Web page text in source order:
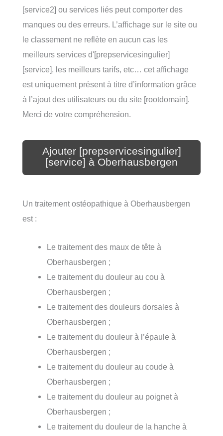
[service2] ou services liés peut comporter des
manques ou des erreurs. L’affichage sur le site ou
le classement ne reflète en aucun cas les
meilleurs services d'[prepservicesingulier]
[service], les meilleurs tarifs, etc… cet affichage
est uniquement présent à titre d’information grâce
à l’ajout des utilisateurs ou du site [rootdomain].
Merci de votre compréhension.
Ajouter [prepservicesingulier]
[service] à Oberhausbergen
Un traitement ostéopathique à Oberhausbergen
est :
Le traitement des maux de tête à
Oberhausbergen ;
Le traitement du douleur au cou à
Oberhausbergen ;
Le traitement des douleurs dorsales à
Oberhausbergen ;
Le traitement du douleur à l’épaule à
Oberhausbergen ;
Le traitement du douleur au coude à
Oberhausbergen ;
Le traitement du douleur au poignet à
Oberhausbergen ;
Le traitement du douleur de la hanche à